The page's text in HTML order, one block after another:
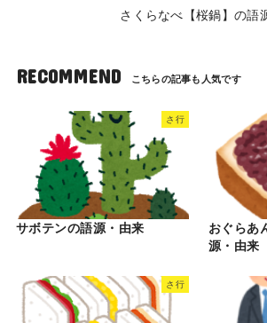
さくらなべ【桜鍋】の語
RECOMMEND
さ行
サボテンの語源・由来
おぐらあ
源・由来
さ行